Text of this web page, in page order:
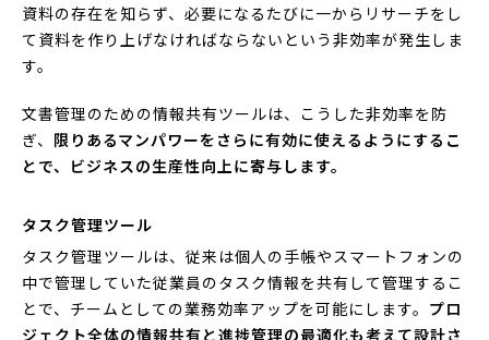
資料の存在を知らず、必要になるたびに一からリサーチをし
て資料を作り上げなければならないという非効率が発生しま
す。
文書管理のための情報共有ツールは、こうした非効率を防
ぎ、 限りあるマンパワーをさらに有効に使えるようにするこ
とで、ビジネスの生産性向上に寄与します。
タスク管理ツール
タスク管理ツールは、従来は個人の手帳やスマートフォンの
中で管理していた従業員のタスク情報を共有して管理するこ
とで、チームとしての業務効率アップを可能にします。 プロ
ジェクト全体の情報共有と進捗管理の最適化も考えて設計さ